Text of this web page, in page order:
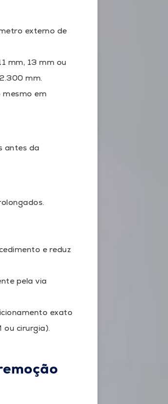
externo de
mm, 13 mm ou
mm.
mesmo em
antes da
e reduz
pela via
exato
ou cirurgia).